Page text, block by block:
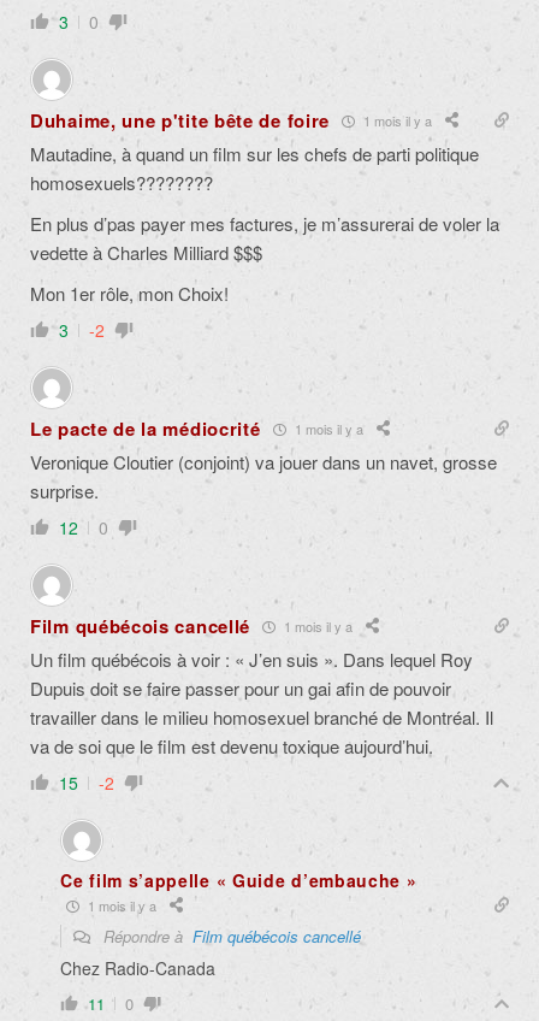
3 0
Duhaime, une p'tite bête de foire 1 mois il y a
Mautadine, à quand un film sur les chefs de parti politique
homosexuels????????
En plus d’pas payer mes factures, je m’assurerai de voler la
vedette à Charles Milliard $$$
Mon 1er rôle, mon Choix!
3 -2
Le pacte de la médiocrité 1 mois il y a
Veronique Cloutier (conjoint) va jouer dans un navet, grosse
surprise.
12 0
Film québécois cancellé 1 mois il y a
Un film québécois à voir : « J’en suis ». Dans lequel Roy
Dupuis doit se faire passer pour un gai afin de pouvoir
travailler dans le milieu homosexuel branché de Montréal. Il
va de soi que le film est devenu toxique aujourd’hui.
15 -2
Ce film s’appelle « Guide d’embauche »
1 mois il y a
Répondre à Film québécois cancellé
Chez Radio-Canada
11 0